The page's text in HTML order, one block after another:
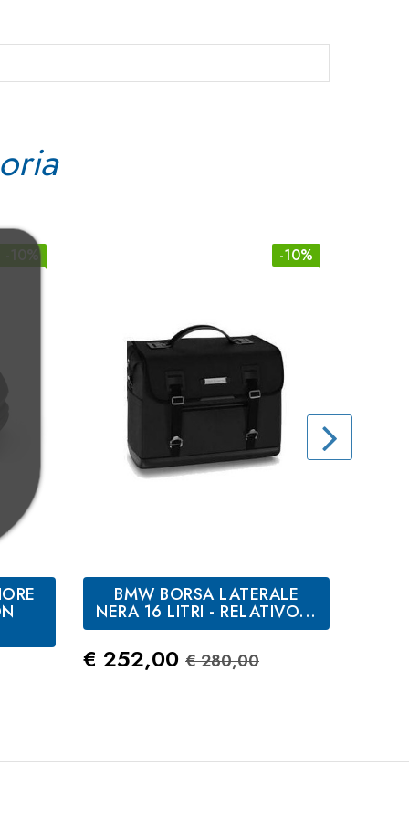
-10% -10%
BMW BORSA LATERALE
NERA 16 LITRI - RELATIVO...
Prezzo
€ 252,00 Prezzo Standard
€ 280,00